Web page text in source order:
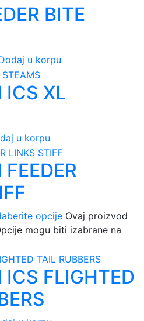
BITE
u korpu
ICS XL
u korpu
opcije Ovaj proizvod
mogu biti izabrane na
ICS FLIGHTED